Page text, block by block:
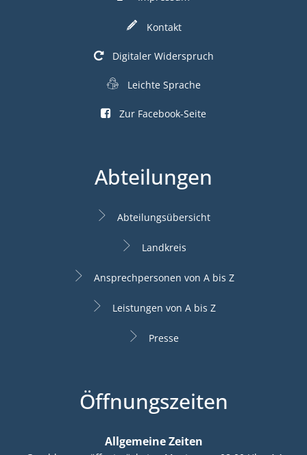
Kontakt
Digitaler Widerspruch
Leichte Sprache
Zur Facebook-Seite
Abteilungen
Abteilungsübersicht
Landkreis
Ansprechpersonen von A bis Z
Leistungen von A bis Z
Presse
Öffnungszeiten
Allgemeine Zeiten